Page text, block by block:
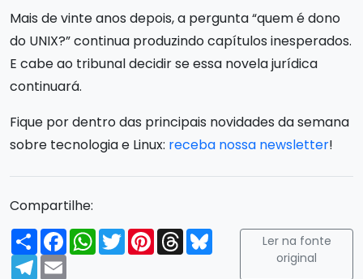
Mais de vinte anos depois, a pergunta “quem é dono
do UNIX?” continua produzindo capítulos inesperados.
E cabe ao tribunal decidir se essa novela jurídica
continuará.
Fique por dentro das principais novidades da semana
sobre tecnologia e Linux: receba nossa newsletter!
Compartilhe:
Compartilhar
FacebookWhatsApp
TwitterPinterest
ThreadsBluesky
Telegram
Email
Ler na fonte
original